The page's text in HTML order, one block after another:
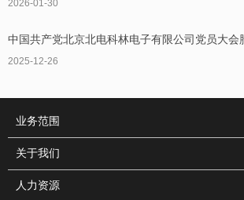
2026-01-30
中国共产党北京北电科林电子有限公司党员大会
2025-12-26
业务范围
关于我们
人力资源